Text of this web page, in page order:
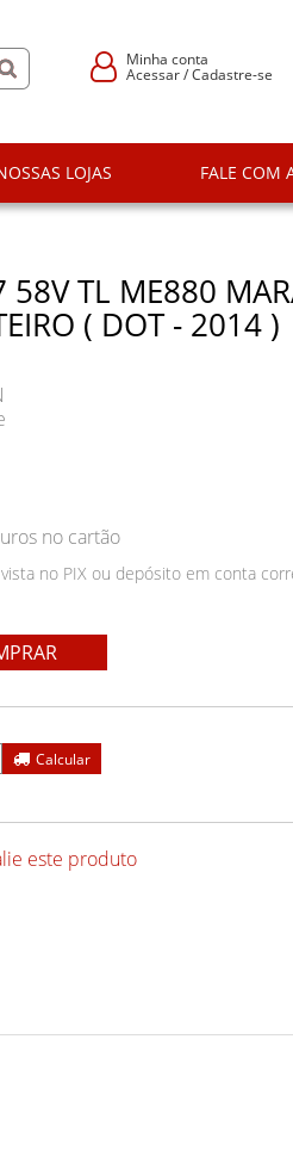
Minha conta
Acessar/Cadastre-se
LOJAS FALE COM
TL ME880
( DOT - 2014 )
no cartão
no PIX ou depósito em conta
este produto